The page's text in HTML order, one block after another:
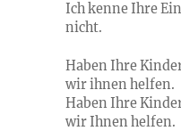
Ich kenne Ihre
nicht.
Haben Ihre
wir ihnen helfen.
Haben Ihre
wir Ihnen helfen.